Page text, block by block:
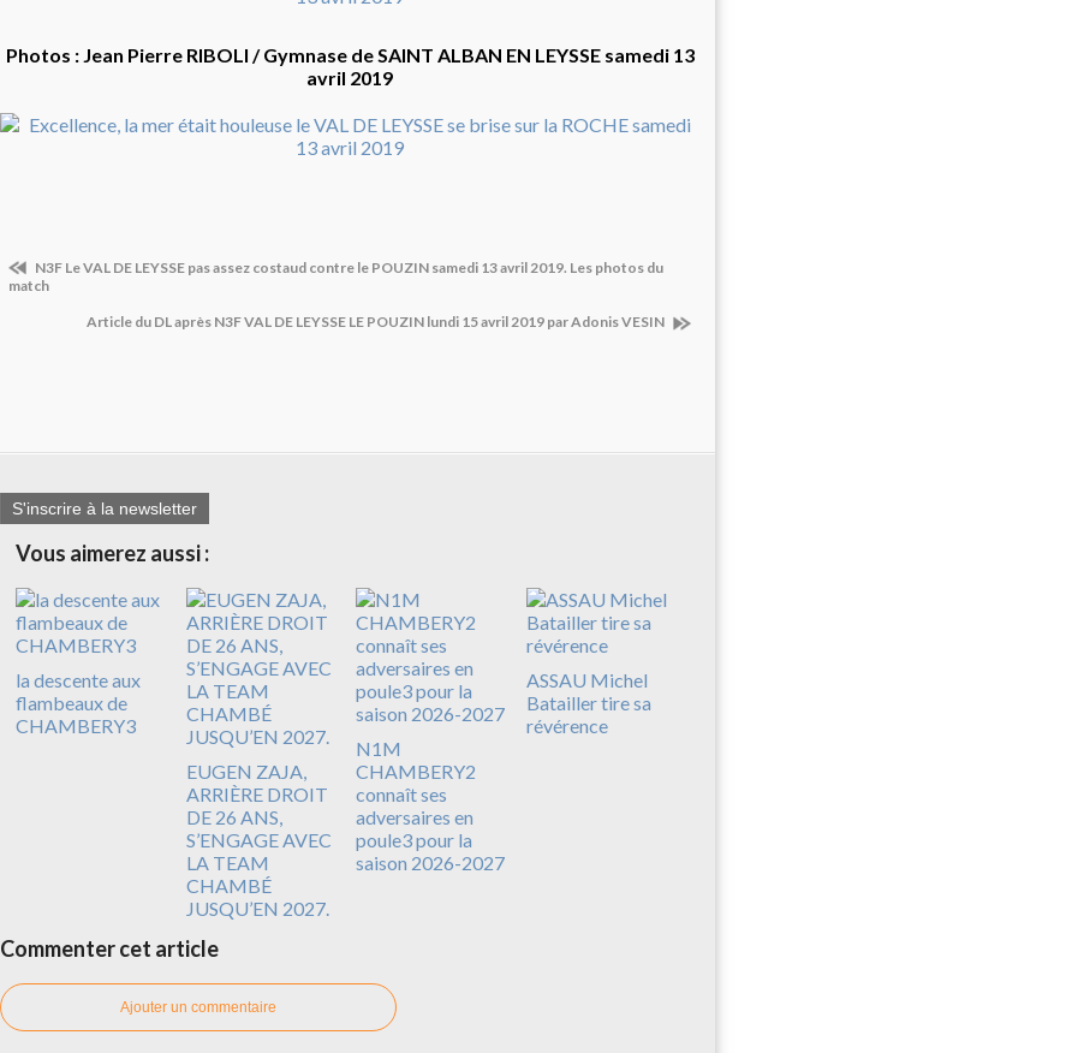
Photos : Jean Pierre RIBOLI / Gymnase de SAINT ALBAN EN LEYSSE samedi 13
avril 2019
N3F Le VAL DE LEYSSE pas assez costaud contre le POUZIN samedi 13 avril 2019. Les photos du
match
Article du DL après N3F VAL DE LEYSSE LE POUZIN lundi 15 avril 2019 par Adonis VESIN
S'inscrire à la newsletter
Vous aimerez aussi :
la descente aux
flambeaux de
CHAMBERY3
EUGEN ZAJA,
ARRIÈRE DROIT
DE 26 ANS,
S’ENGAGE AVEC
LA TEAM
CHAMBÉ
JUSQU’EN 2027.
N1M
CHAMBERY2
connaît ses
adversaires en
poule3 pour la
saison 2026-2027
ASSAU Michel
Batailler tire sa
révérence
Commenter cet article
Ajouter un commentaire